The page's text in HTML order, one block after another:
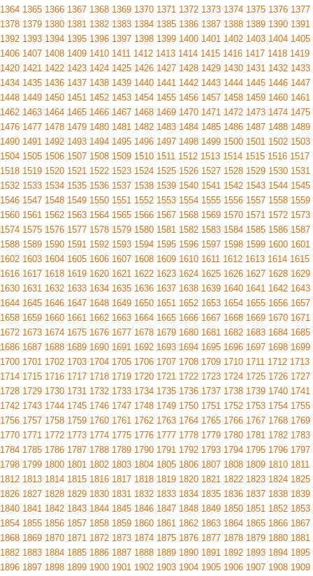
1364 1365 1366 1367 1368 1369 1370 1371 1372 1373 1374 1375 1376 1377
1378 1379 1380 1381 1382 1383 1384 1385 1386 1387 1388 1389 1390 1391
1392 1393 1394 1395 1396 1397 1398 1399 1400 1401 1402 1403 1404 1405
1406 1407 1408 1409 1410 1411 1412 1413 1414 1415 1416 1417 1418 1419
1420 1421 1422 1423 1424 1425 1426 1427 1428 1429 1430 1431 1432 1433
1434 1435 1436 1437 1438 1439 1440 1441 1442 1443 1444 1445 1446 1447
1448 1449 1450 1451 1452 1453 1454 1455 1456 1457 1458 1459 1460 1461
1462 1463 1464 1465 1466 1467 1468 1469 1470 1471 1472 1473 1474 1475
1476 1477 1478 1479 1480 1481 1482 1483 1484 1485 1486 1487 1488 1489
1490 1491 1492 1493 1494 1495 1496 1497 1498 1499 1500 1501 1502 1503
1504 1505 1506 1507 1508 1509 1510 1511 1512 1513 1514 1515 1516 1517
1518 1519 1520 1521 1522 1523 1524 1525 1526 1527 1528 1529 1530 1531
1532 1533 1534 1535 1536 1537 1538 1539 1540 1541 1542 1543 1544 1545
1546 1547 1548 1549 1550 1551 1552 1553 1554 1555 1556 1557 1558 1559
1560 1561 1562 1563 1564 1565 1566 1567 1568 1569 1570 1571 1572 1573
1574 1575 1576 1577 1578 1579 1580 1581 1582 1583 1584 1585 1586 1587
1588 1589 1590 1591 1592 1593 1594 1595 1596 1597 1598 1599 1600 1601
1602 1603 1604 1605 1606 1607 1608 1609 1610 1611 1612 1613 1614 1615
1616 1617 1618 1619 1620 1621 1622 1623 1624 1625 1626 1627 1628 1629
1630 1631 1632 1633 1634 1635 1636 1637 1638 1639 1640 1641 1642 1643
1644 1645 1646 1647 1648 1649 1650 1651 1652 1653 1654 1655 1656 1657
1658 1659 1660 1661 1662 1663 1664 1665 1666 1667 1668 1669 1670 1671
1672 1673 1674 1675 1676 1677 1678 1679 1680 1681 1682 1683 1684 1685
1686 1687 1688 1689 1690 1691 1692 1693 1694 1695 1696 1697 1698 1699
1700 1701 1702 1703 1704 1705 1706 1707 1708 1709 1710 1711 1712 1713
1714 1715 1716 1717 1718 1719 1720 1721 1722 1723 1724 1725 1726 1727
1728 1729 1730 1731 1732 1733 1734 1735 1736 1737 1738 1739 1740 1741
1742 1743 1744 1745 1746 1747 1748 1749 1750 1751 1752 1753 1754 1755
1756 1757 1758 1759 1760 1761 1762 1763 1764 1765 1766 1767 1768 1769
1770 1771 1772 1773 1774 1775 1776 1777 1778 1779 1780 1781 1782 1783
1784 1785 1786 1787 1788 1789 1790 1791 1792 1793 1794 1795 1796 1797
1798 1799 1800 1801 1802 1803 1804 1805 1806 1807 1808 1809 1810 1811
1812 1813 1814 1815 1816 1817 1818 1819 1820 1821 1822 1823 1824 1825
1826 1827 1828 1829 1830 1831 1832 1833 1834 1835 1836 1837 1838 1839
1840 1841 1842 1843 1844 1845 1846 1847 1848 1849 1850 1851 1852 1853
1854 1855 1856 1857 1858 1859 1860 1861 1862 1863 1864 1865 1866 1867
1868 1869 1870 1871 1872 1873 1874 1875 1876 1877 1878 1879 1880 1881
1882 1883 1884 1885 1886 1887 1888 1889 1890 1891 1892 1893 1894 1895
1896 1897 1898 1899 1900 1901 1902 1903 1904 1905 1906 1907 1908 1909